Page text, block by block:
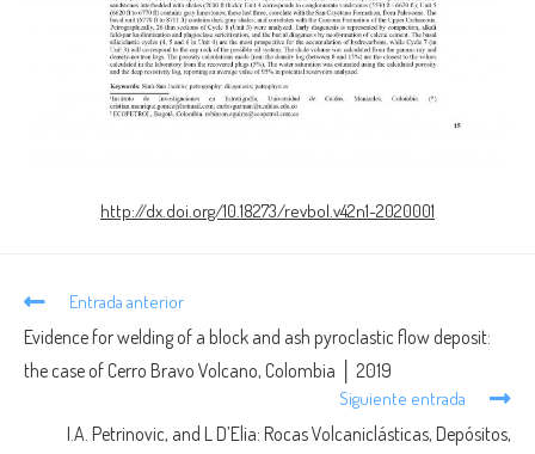
http://dx.doi.org/10.18273/revbol.v42n1-2020001
Entrada anterior
Evidence for welding of a block and ash pyroclastic flow deposit:
the case of Cerro Bravo Volcano, Colombia │ 2019
Siguiente entrada
I.A. Petrinovic, and L D’Elia: Rocas Volcaniclásticas, Depósitos,